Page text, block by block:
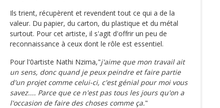
Ils trient, récupèrent et revendent tout ce qui a de la
valeur. Du papier, du carton, du plastique et du métal
surtout. Pour cet artiste, il s'agit d'offrir un peu de
reconnaissance à ceux dont le rôle est essentiel.
Pour l'0artiste Nathi Nzima,"j'aime que mon travail ait
un sens, donc quand je peux peindre et faire partie
d'un projet comme celui-ci, c'est génial pour moi vous
savez.... Parce que ce n'est pas tous les jours qu'on a
l'occasion de faire des choses comme ça."